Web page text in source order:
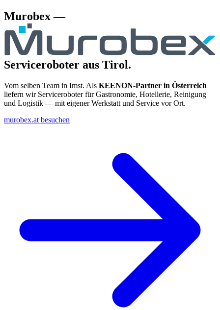
Murobex —
Serviceroboter aus Tirol.
Vom selben Team in Imst. Als KEENON-Partner in Österreich
liefern wir Serviceroboter für Gastronomie, Hotellerie, Reinigung
und Logistik — mit eigener Werkstatt und Service vor Ort.
murobex.at besuchen